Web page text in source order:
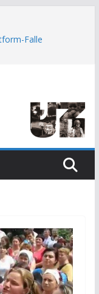
Falle
70-Millionen-